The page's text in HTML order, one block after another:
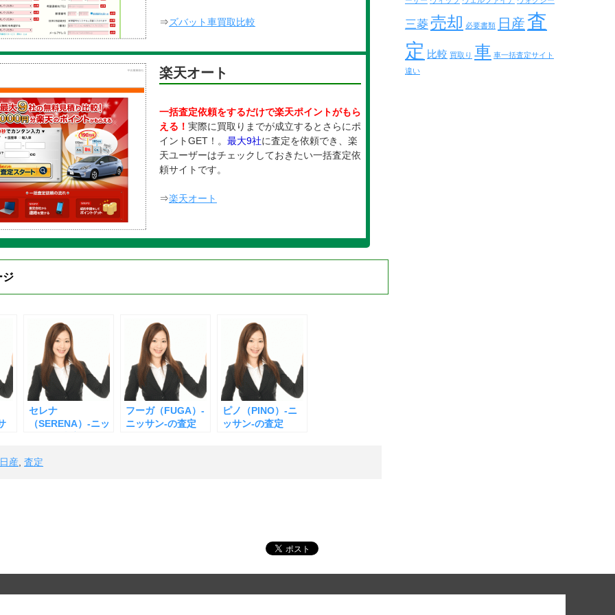
⇒ズバット車買取比較
楽天オート
一括査定依頼をするだけで楽天ポイントがもら
える！実際に買取りまでが成立するとさらにポ
イントGET！。最大9社に査定を依頼でき、楽
天ユーザーはチェックしておきたい一括査定依
頼サイトです。
⇒楽天オート
セレナ
（SERENA）-ニッ
フーガ（FUGA）-
ニッサン-の査定
ピノ（PINO）-ニ
ッサン-の査定
日産,査定
三菱売却 必要書類 日産査
定 比較 買取り 車 車一括査定サイト
違い